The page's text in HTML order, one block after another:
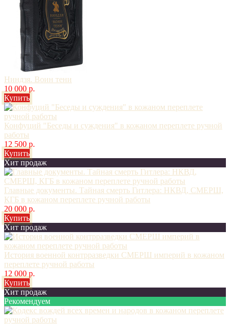
Ниндзя. Воин тени
10 000 р.
Купить
Конфуций "Беседы и суждения" в кожаном переплете ручной
работы
12 500 р.
Купить
Хит продаж
Главные документы. Тайная смерть Гитлера: НКВД, СМЕРШ,
КГБ в кожаном переплете ручной работы
20 000 р.
Купить
Хит продаж
История военной контрразведки СМЕРШ империй в кожаном
переплете ручной работы
12 000 р.
Купить
Хит продаж
Рекомендуем